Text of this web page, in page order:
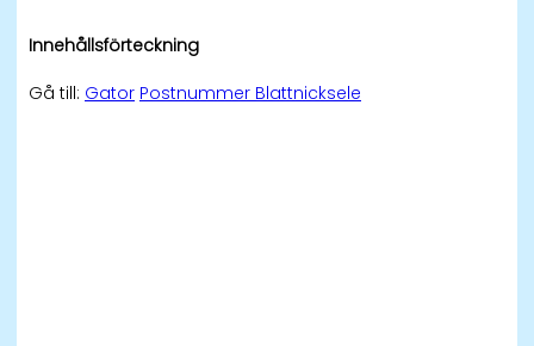
Innehållsförteckning
Gå till: Gator Postnummer Blattnicksele